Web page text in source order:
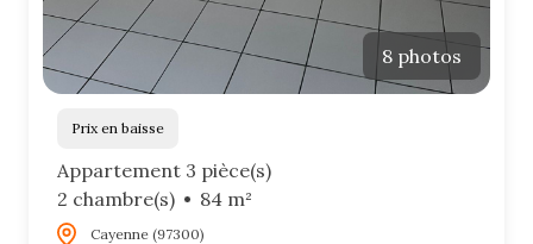
8 photos
Prix en baisse
Appartement 3 pièce(s)
2 chambre(s)
84 m²
Cayenne (97300)